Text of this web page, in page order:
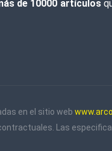
de 10000 artículos
en el sitio web
Las